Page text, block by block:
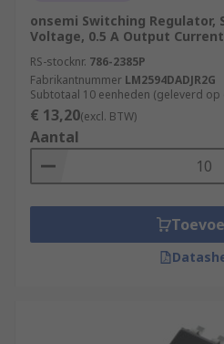
onsemi Switching Regulator,
Voltage, 0.5 A Output
RS-stocknr. 786-2385P
Fabrikantnummer LM2594DADJR2G
Subtotaal 10 eenheden (geleverd
€ 13,20(excl. BTW)
Aantal